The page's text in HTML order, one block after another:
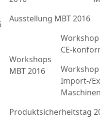
Ausstellung MBT 2016
Workshops
MBT 2016
CE-
Import-/
Produktsicherheitstag